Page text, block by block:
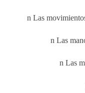
n Las
n Las
n Las